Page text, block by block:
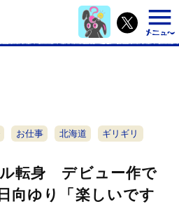
お仕事 北海道 ギリギリ
転身 デビュー作で
向ゆり「楽しいです